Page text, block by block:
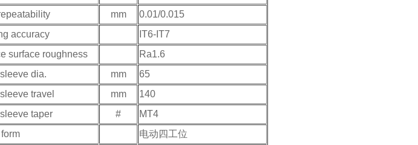
mm
0.01/0.015
accuracy
IT6-IT7
surface roughness
Ra1.6
dia. mm
65
travel mm
140
taper #
MT4
电动四工位